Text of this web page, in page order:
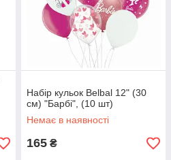
Набір кульок Belbal 12" (30
см) "Барбі", (10 шт)
Немає в наявності
165 ₴